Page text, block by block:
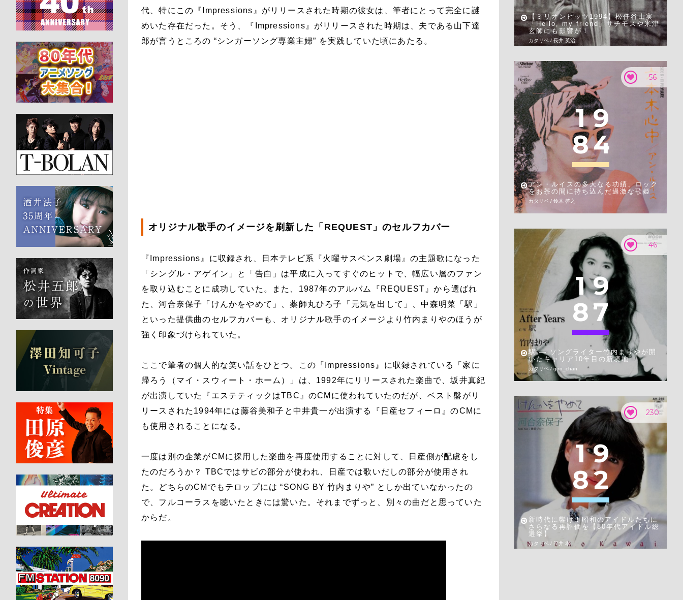
代、特にこの『Impressions』がリリースされた時期の彼女は、筆者にとって完全に謎
めいた存在だった。そう、『Impressions』がリリースされた時期は、夫である山下達
郎が言うところの “シンガーソング専業主婦” を実践していた頃にあたる。
オリジナル歌手のイメージを刷新した「REQUEST」のセルフカバー
『Impressions』に収録され、日本テレビ系『火曜サスペンス劇場』の主題歌になった
「シングル・アゲイン」と「告白」は平成に入ってすぐのヒットで、幅広い層のファン
を取り込むことに成功していた。また、1987年のアルバム『REQUEST』から選ばれ
た、河合奈保子「けんかをやめて」、薬師丸ひろ子「元気を出して」、中森明菜「駅」
といった提供曲のセルフカバーも、オリジナル歌手のイメージより竹内まりやのほうが
強く印象づけられていた。
ここで筆者の個人的な笑い話をひとつ。この『Impressions』に収録されている「家に
帰ろう（マイ・スウィート・ホーム）」は、1992年にリリースされた楽曲で、坂井真紀
が出演していた『エステティックはTBC』のCMに使われていたのだが、ベスト盤がリ
リースされた1994年には藤谷美和子と中井貴一が出演する『日産セフィーロ』のCMに
も使用されることになる。
一度は別の企業がCMに採用した楽曲を再度使用することに対して、日産側が配慮をし
たのだろうか？ TBCではサビの部分が使われ、日産では歌いだしの部分が使用され
た。どちらのCMでもテロップには “SONG BY 竹内まりや” としか出ていなかったの
で、フルコーラスを聴いたときには驚いた。それまでずっと、別々の曲だと思っていた
からだ。
【ミリオンヒッツ1994】松任谷由実
「Hello, my friend」サチモスや米津
玄師にも影響が！
カタリベ / 長井 英治
56
1 9
84
アン・ルイスの多大なる功績、ロック
をお茶の間に持ち込んだ過激な歌姫
カタリベ / 鈴木 啓之
46
1 9
87
駅 — ソングライター竹内まりやが開
いたキャリア10年目の新境地
カタリベ / goo_chan
230
1 9
82
新時代に響け！昭和のアイドルたちに
さらなる再評価を【80年代アイドル総
選挙】
カタリベ / 臼井 孝